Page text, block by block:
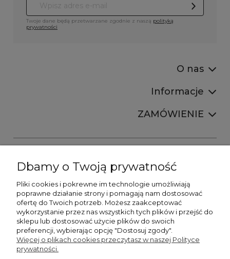
Twoje dane będą przetwarzane zgodnie z naszą polityką
prywatności
O nas
Informacje
ZAMÓWIENIE
+48606673390
sprzedaz@belldecohome.pl
©2026 Wszelkie Prawa Zastrzeżone | BelldecoHome.pl
Dbamy o Twoją prywatność
Pliki cookies i pokrewne im technologie umożliwiają
poprawne działanie strony i pomagają nam dostosować
ofertę do Twoich potrzeb. Możesz zaakceptować
wykorzystanie przez nas wszystkich tych plików i przejść do
sklepu lub dostosować użycie plików do swoich
preferencji, wybierając opcję "Dostosuj zgody".
Więcej o plikach cookies przeczytasz w naszej Polityce
prywatności.
Zapisz się do naszego newslettera i zgarnij 8% rabatu!